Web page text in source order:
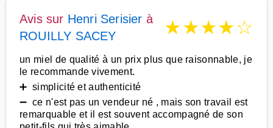
Avis sur Henri Serisier à
ROUILLY SACEY
★★★★☆
un miel de qualité à un prix plus que raisonnable, je
le recommande vivement.
➕ simplicité et authenticité
➖ ce n'est pas un vendeur né , mais son travail est
remarquable et il est souvent accompagné de son